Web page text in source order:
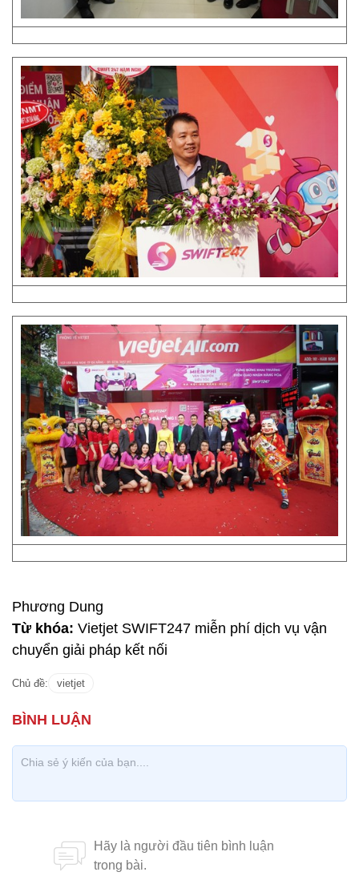
Phương Dung
Từ khóa: Vietjet SWIFT247 miễn phí dịch vụ vận
chuyển giải pháp kết nối
Chủ đề: vietjet